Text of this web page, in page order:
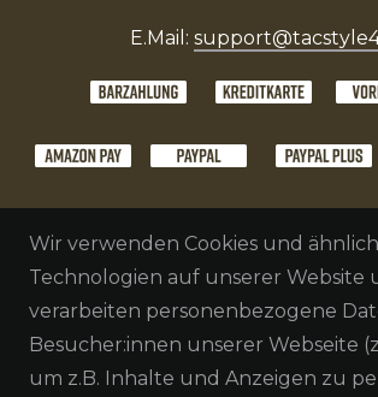
E.Mail:
Wir verwenden Cookies und
Technologien auf unserer Website
verarbeiten personenbezogene
Besucher:innen unserer Webseite
um z.B. Inhalte und Anzeigen zu